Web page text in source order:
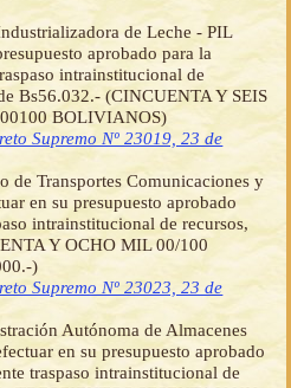
de Leche - PIL
aprobado para la
intrainstitucional de
Bs56.032.- (CINCUENTA Y SEIS
BOLIVIANOS)
Supremo Nº 23019, 23 de
de Transportes Comunicaciones y
en su presupuesto aprobado
intrainstitucional de recursos,
Y OCHO MIL 00/100
)
Supremo Nº 23023, 23 de
Autónoma de Almacenes
en su presupuesto aprobado
traspaso intrainstitucional de